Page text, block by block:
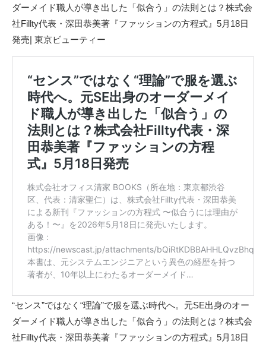
ダーメイド職人が導き出した「似合う」の法則とは？株式会
社Fillty代表・深田恭美著『ファッションの方程式』5月18日
発売| 東京ビューティー
“センス”ではなく“理論”で服を選ぶ時代へ。元SE出身のオー
ダーメイド職人が導き出した「似合う」の法則とは？株式会
社Fillty代表・深田恭美著『ファッションの方程式』5月18日